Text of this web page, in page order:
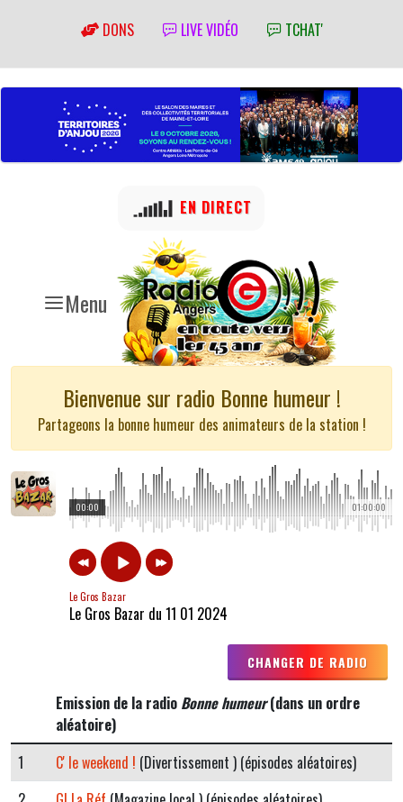
DONS LIVE VIDÉO TCHAT'
Menu
EN DIRECT
Bienvenue sur radio Bonne humeur !
Partageons la bonne humeur des animateurs de la station !
01:00:00
00:00
Le Gros Bazar
Le Gros Bazar du 11 01 2024
CHANGER DE RADIO
Emission de la radio Bonne humeur(dans un ordre
aléatoire)
1
C' le weekend ! (Divertissement ) (épisodes aléatoires)